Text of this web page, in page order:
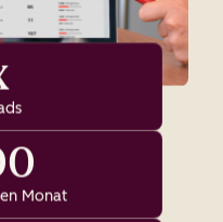
Monat